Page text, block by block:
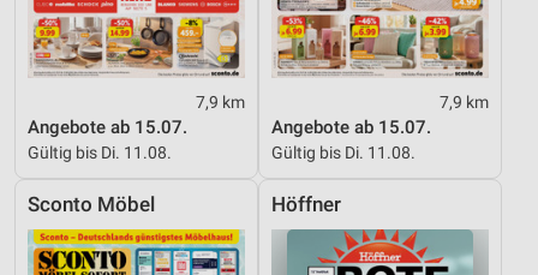
7,9 km
Angebote ab 15.07.
Gültig bis Di. 11.08.
7,9 km
Angebote ab 15.07.
Gültig bis Di. 11.08.
Sconto Möbel Höffner